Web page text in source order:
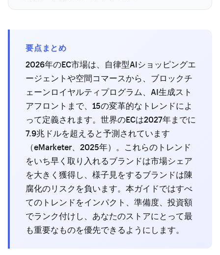
要点まとめ
2026年のEC市場は、自律型AIショッピングエ
ージェントや空間コマースから、ブロックチ
ェーンロイヤルティプログラム、AI生成スト
アフロントまで、15の変革的なトレンドによ
って定義されます。世界のECは2027年までに
7.9兆ドルを超えると予測されています
（eMarketer、2025年）。これらのトレンド
をいち早く取り入れるブランドは市場シェア
を大きく獲得し、様子見をするブランドは陳
腐化のリスクを負います。本ガイドではすべ
てのトレンドをインパクト、準備度、投資額
でランク付けし、あなたのストアにとって最
も重要なものを優先できるようにします。